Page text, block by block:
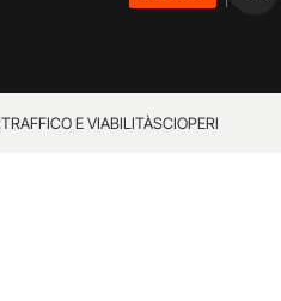
TRAFFICO E VIABILITÀSCIOPERI